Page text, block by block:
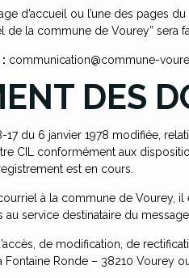
d’accueil ou l’une des pages
de la commune de Vourey” sera
communication@commune-
DES
du 6 janvier 1978 modifiée,
CIL conformément aux
est en cours.
à la commune de
service destinataire du
de modification, de
Fontaine Ronde – 38210 Vourey